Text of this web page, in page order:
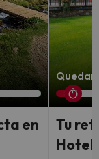
en
Tu
Hotel